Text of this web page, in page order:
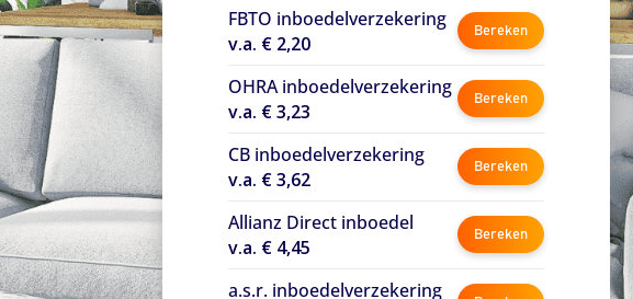
FBTO inboedelverzekering
v.a. € 2,20
Bereken
OHRA inboedelverzekering
v.a. € 3,23
Bereken
CB inboedelverzekering
v.a. € 3,62
Bereken
Allianz Direct inboedel
v.a. € 4,45
Bereken
a.s.r. inboedelverzekering